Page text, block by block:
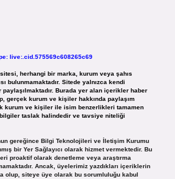
live:.cid.575569c608265c69
herhangi bir marka, kurum veya şahıs
bulunmamaktadır. Sitede yalnızca kendi
paylaşılmaktadır. Burada yer alan içerikler haber
gerçek kurum ve kişiler hakkında paylaşım
kurum ve kişiler ile isim benzerlikleri tamamen
taslak halindedir ve tavsiye niteliği
gereğince Bilgi Teknolojileri ve İletişim Kurumu
bir Yer Sağlayıcı olarak hizmet vermektedir. Bu
proaktif olarak denetleme veya araştırma
Ancak, üyelerimiz yazdıkları içeriklerin
olup, siteye üye olarak bu sorumluluğu kabul